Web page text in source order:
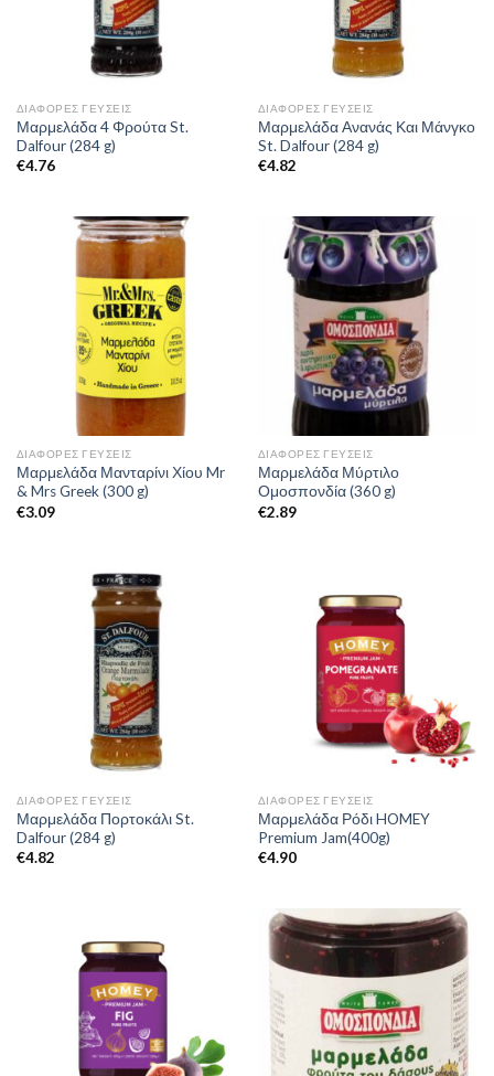
ΔΙΆΦΟΡΕΣ ΓΕΎΣΕΙΣ
Μαρμελάδα 4 Φρούτα St.
Dalfour (284 g)
€4.76
ΔΙΆΦΟΡΕΣ ΓΕΎΣΕΙΣ
Μαρμελάδα Ανανάς Και Μάνγκο
St. Dalfour (284 g)
€4.82
ΔΙΆΦΟΡΕΣ ΓΕΎΣΕΙΣ
Μαρμελάδα Μανταρίνι Χίου Mr
& Mrs Greek (300 g)
€3.09
ΔΙΆΦΟΡΕΣ ΓΕΎΣΕΙΣ
Μαρμελάδα Μύρτιλο
Ομοσπονδία (360 g)
€2.89
ΔΙΆΦΟΡΕΣ ΓΕΎΣΕΙΣ
Μαρμελάδα Πορτοκάλι St.
Dalfour (284 g)
€4.82
ΔΙΆΦΟΡΕΣ ΓΕΎΣΕΙΣ
Μαρμελάδα Ρόδι HOMEY
Premium Jam(400g)
€4.90